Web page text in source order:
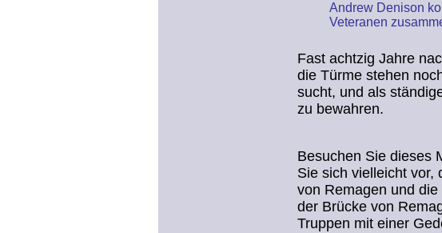
Andrew Denison
Veteranen
Fast achtzig Jahre
die Türme stehen
sucht, und als
zu bewahren.
Besuchen Sie dieses
Sie sich vielleicht vor,
von Remagen und
der Brücke von
Truppen mit einer